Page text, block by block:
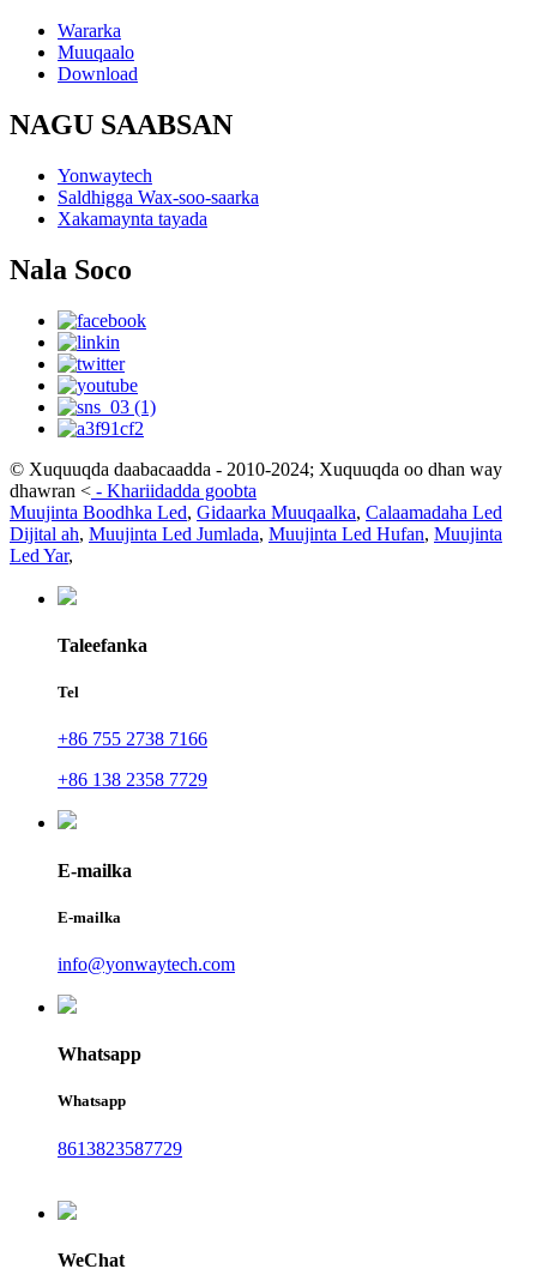
Wararka
Muuqaalo
Download
NAGU SAABSAN
Yonwaytech
Saldhigga Wax-soo-saarka
Xakamaynta tayada
Nala Soco
© Xuquuqda daabacaadda - 2010-2024; Xuquuqda oo dhan way
dhawran < - Khariidadda goobta
Muujinta Boodhka Led, Gidaarka Muuqaalka, Calaamadaha Led
Dijital ah, Muujinta Led Jumlada, Muujinta Led Hufan, Muujinta
Led Yar,
Taleefanka
Tel
+86 755 2738 7166
+86 138 2358 7729
E-mailka
E-mailka
info@yonwaytech.com
Whatsapp
Whatsapp
8613823587729
WeChat